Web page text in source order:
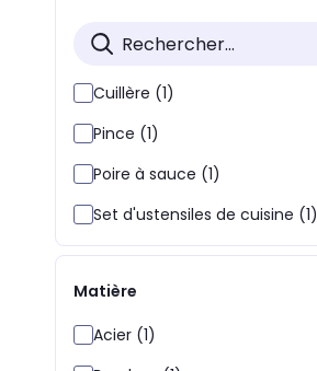
Cuillère (1)
Pince (1)
Poire à sauce (1)
Set d'ustensiles de cuisine (1)
Matière
Acier (1)